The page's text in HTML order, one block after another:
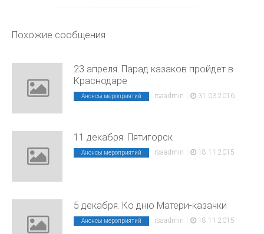
Похожие сообщения
23 апреля. Парад казаков пройдет в
Краснодаре
Анонсы мероприятий rsaadmin 31.03.2016
11 декабря. Пятигорск
Анонсы мероприятий rsaadmin 18.11.2015
5 декабря. Ко дню Матери-казачки
Анонсы мероприятий rsaadmin 18.11.2015